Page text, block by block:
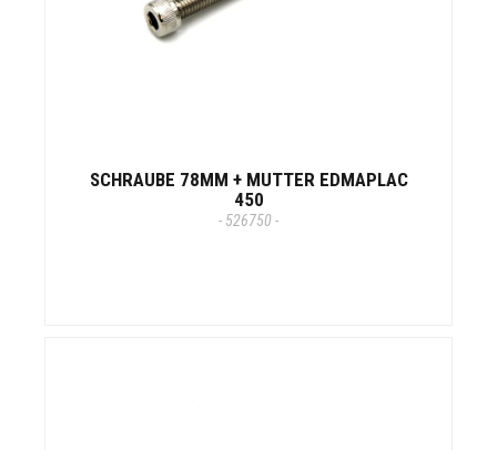
SCHRAUBE 78MM + MUTTER EDMAPLAC
450
- 526750 -